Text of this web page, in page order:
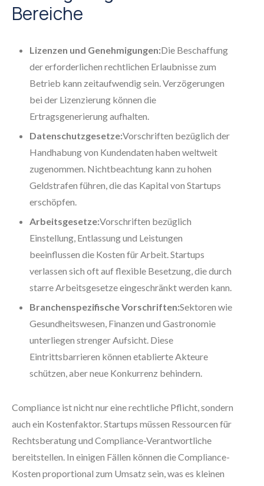
Bereiche
Lizenzen und Genehmigungen:Die Beschaffung
der erforderlichen rechtlichen Erlaubnisse zum
Betrieb kann zeitaufwendig sein. Verzögerungen
bei der Lizenzierung können die
Ertragsgenerierung aufhalten.
Datenschutzgesetze:Vorschriften bezüglich der
Handhabung von Kundendaten haben weltweit
zugenommen. Nichtbeachtung kann zu hohen
Geldstrafen führen, die das Kapital von Startups
erschöpfen.
Arbeitsgesetze:Vorschriften bezüglich
Einstellung, Entlassung und Leistungen
beeinflussen die Kosten für Arbeit. Startups
verlassen sich oft auf flexible Besetzung, die durch
starre Arbeitsgesetze eingeschränkt werden kann.
Branchenspezifische Vorschriften:Sektoren wie
Gesundheitswesen, Finanzen und Gastronomie
unterliegen strenger Aufsicht. Diese
Eintrittsbarrieren können etablierte Akteure
schützen, aber neue Konkurrenz behindern.
Compliance ist nicht nur eine rechtliche Pflicht, sondern
auch ein Kostenfaktor. Startups müssen Ressourcen für
Rechtsberatung und Compliance-Verantwortliche
bereitstellen. In einigen Fällen können die Compliance-
Kosten proportional zum Umsatz sein, was es kleinen